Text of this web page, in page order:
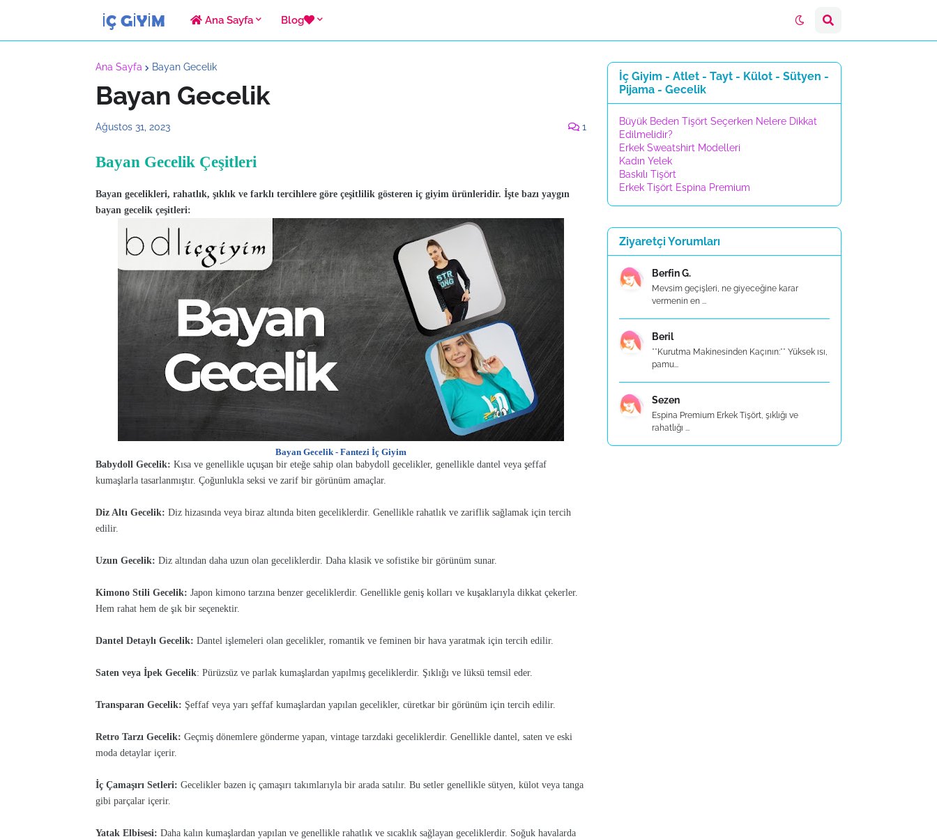
Ana Sayfa Blog
Ana Sayfa Bayan Gecelik
Bayan Gecelik
Ağustos 31, 2023 1
Bayan Gecelik Çeşitleri
Bayan gecelikleri, rahatlık, şıklık ve farklı tercihlere göre çeşitlilik gösteren iç giyim ürünleridir. İşte bazı yaygın
bayan gecelik çeşitleri:
Bayan Gecelik - Fantezi İç Giyim
Babydoll Gecelik: Kısa ve genellikle uçuşan bir eteğe sahip olan babydoll gecelikler, genellikle dantel veya şeffaf
kumaşlarla tasarlanmıştır. Çoğunlukla seksi ve zarif bir görünüm amaçlar.
Diz Altı Gecelik: Diz hizasında veya biraz altında biten geceliklerdir. Genellikle rahatlık ve zariflik sağlamak için tercih
edilir.
Uzun Gecelik: Diz altından daha uzun olan geceliklerdir. Daha klasik ve sofistike bir görünüm sunar.
Kimono Stili Gecelik: Japon kimono tarzına benzer geceliklerdir. Genellikle geniş kolları ve kuşaklarıyla dikkat çekerler.
Hem rahat hem de şık bir seçenektir.
Dantel Detaylı Gecelik: Dantel işlemeleri olan gecelikler, romantik ve feminen bir hava yaratmak için tercih edilir.
Saten veya İpek Gecelik: Pürüzsüz ve parlak kumaşlardan yapılmış geceliklerdir. Şıklığı ve lüksü temsil eder.
Transparan Gecelik: Şeffaf veya yarı şeffaf kumaşlardan yapılan gecelikler, cüretkar bir görünüm için tercih edilir.
Retro Tarzı Gecelik: Geçmiş dönemlere gönderme yapan, vintage tarzdaki geceliklerdir. Genellikle dantel, saten ve eski
moda detaylar içerir.
İç Çamaşırı Setleri: Gecelikler bazen iç çamaşırı takımlarıyla bir arada satılır. Bu setler genellikle sütyen, külot veya tanga
gibi parçalar içerir.
Yatak Elbisesi: Daha kalın kumaşlardan yapılan ve genellikle rahatlık ve sıcaklık sağlayan geceliklerdir. Soğuk havalarda
İç Giyim - Atlet - Tayt - Külot - Sütyen -
Pijama - Gecelik
Büyük Beden Tişört Seçerken Nelere Dikkat
Edilmelidir?
Erkek Sweatshirt Modelleri
Kadın Yelek
Baskılı Tişört
Erkek Tişört Espina Premium
Ziyaretçi Yorumları
Berfin G.
Mevsim geçişleri, ne giyeceğine karar
vermenin en ...
Beril
**Kurutma Makinesinden Kaçının:** Yüksek ısı,
pamu...
Sezen
Espina Premium Erkek Tişört, şıklığı ve
rahatlığı ...